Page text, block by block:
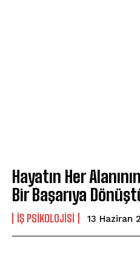
Hayatın Her
Bir Başarıya
İŞ PSIKOLOJISI 13 Haziran